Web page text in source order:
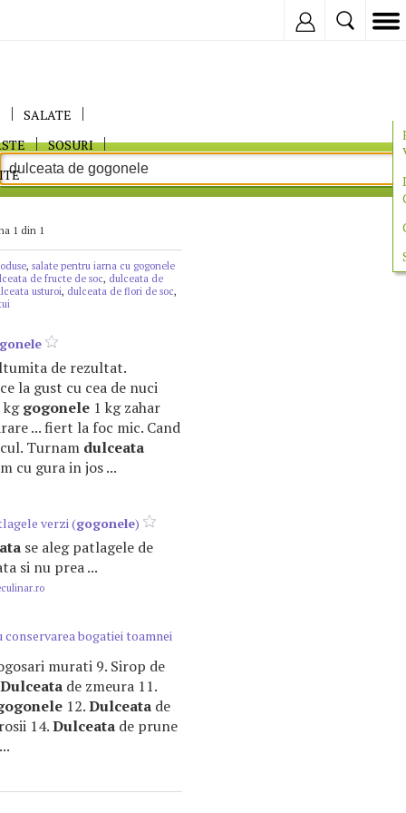
SALATE
SOSURI
1 din 1
, salate pentru iarna cu gogonele
de fructe de soc, dulceata de
usturoi, dulceata de flori de soc,
de rezultat.
la gust cu cea de nuci
kggogonele 1 kg zahar
... fiert la foc mic. Cand
Turnam dulceata
cu gura in jos ...
verzi (gogonele)
se aleg patlagele de
si nu prea ...
bogatiei toamnei
murati 9. Sirop de
Dulceata de zmeura 11.
12.Dulceata de
14.Dulceata de prune